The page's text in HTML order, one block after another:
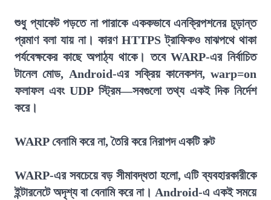
শুধু প্যাকেট পড়তে না পারাকে এককভাবে এনক্রিপশনের চূড়ান্ত
প্রমাণ বলা যায় না। কারণ HTTPS ট্রাফিকও মাঝপথে থাকা
পর্যবেক্ষকের কাছে অপাঠ্য থাকে। তবে WARP-এর নির্বাচিত
টানেল মোড, Android-এর সক্রিয় কানেকশন, warp=on
ফলাফল এবং UDP স্ট্রিম—সবগুলো তথ্য একই দিক নির্দেশ
করে।
WARP বেনামি করে না, তৈরি করে নিরাপদ একটি রুট
WARP-এর সবচেয়ে বড় সীমাবদ্ধতা হলো, এটি ব্যবহারকারীকে
ইন্টারনেটে অদৃশ্য বা বেনামি করে না। Android-এ একই সময়ে